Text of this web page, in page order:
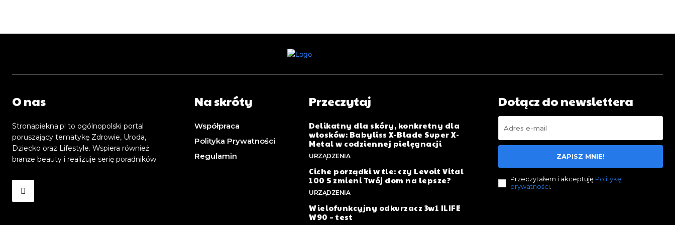
O nas
Stronapiekna.pl to ogólnopolski portal
poruszający tematykę Zdrowie, Uroda,
Dziecko oraz Lifestyle. Wspiera również
branże beauty i realizuje serię poradników
Na skróty
Współpraca
Polityka Prywatności
Regulamin
Przeczytaj
Delikatny dla skóry, konkretny dla
włosków: Babyliss X-Blade Super X-
Metal w codziennej pielęgnacji
URZĄDZENIA
Ciche porządki w tle: czy Levoit Vital
100 S zmieni Twój dom na lepsze?
URZĄDZENIA
Wielofunkcyjny odkurzacz 3w1 ILIFE
W90 – test
Dołącz do newslettera
ZAPISZ MNIE!
Przeczytałem i akceptuję Politykę
prywatności.